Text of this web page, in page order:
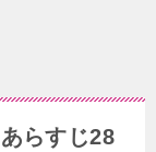
らすじ28